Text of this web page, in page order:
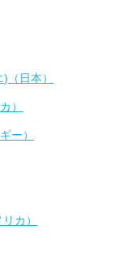
（日本）
）
ー）
カ）